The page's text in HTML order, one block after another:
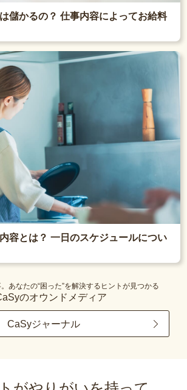
儲かるの？ 仕事内容によってお給料
容とは？ 一日のスケジュールについ
あなたの“困った”を解決するヒントが見つかる
のオウンドメディア
CaSyジャーナル